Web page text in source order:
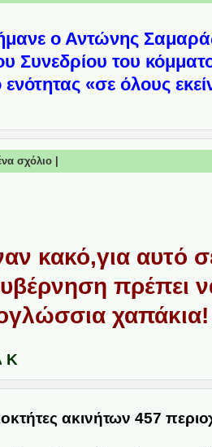
ο Αντώνης
Συνεδρίου του
«σε όλους
σχόλιο|
κακό,για αυτό
πρέπει
χαπάκια!
Κ
ακινήτων 457